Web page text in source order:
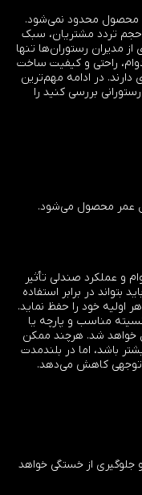
محصول محدود نمی‌شود.
حجم تردد مشتریان، سبک
مدیران رستوران‌ها تنها
راحتی و کیفیت ساخت
در ادامه مهم‌ترین
بررسی کنید را
عمر محصول می‌شود.
و عملکرد صندلی تأثیر
بتواند در برابر استفاده
اولیه خود را حفظ نماید.
مناسب و پارچه یا
خواهد شد. هرچند ممکن
باشد، اما در بلندمدت
توجهی کاهش می‌دهد.
جلوگیری از خستگی خواهد